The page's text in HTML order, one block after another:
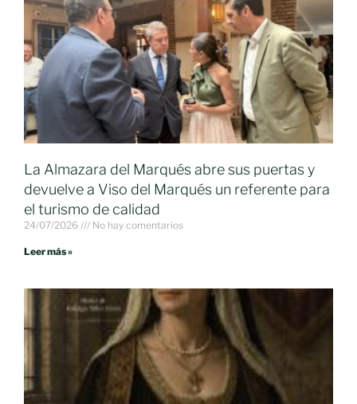
La Almazara del Marqués abre sus puertas y
devuelve a Viso del Marqués un referente para
el turismo de calidad
24/07/2026 No hay comentarios
Leer más »